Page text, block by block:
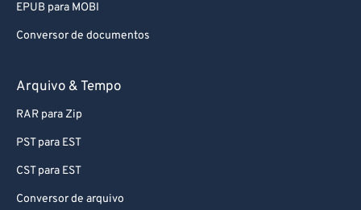
EPUB para MOBI
Conversor de documentos
Arquivo & Tempo
RAR para Zip
PST para EST
CST para EST
Conversor de arquivo